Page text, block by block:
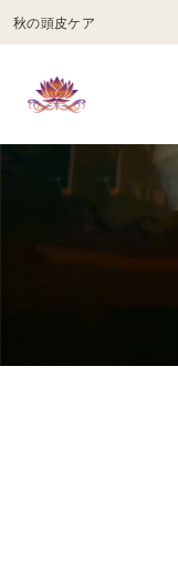
秋の頭皮ケア